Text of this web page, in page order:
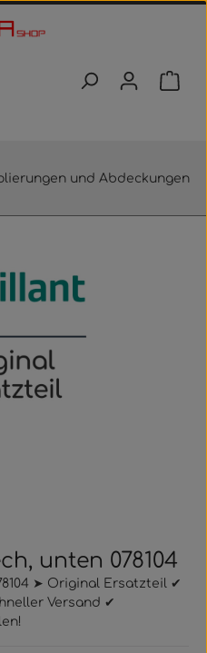
und Abdeckungen
unten 078104
➤ Original Ersatzteil ✔
Versand ✔